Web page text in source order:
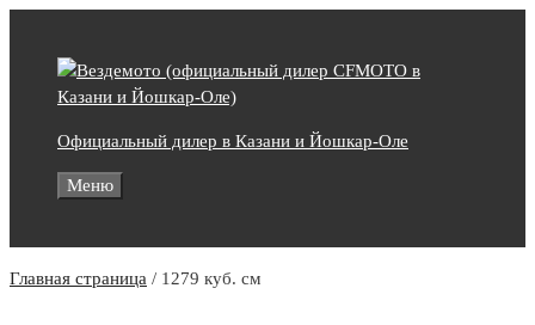
content
Официальный дилер в Казани и Йошкар-Оле
Меню
Главная страница / 1279 куб. см